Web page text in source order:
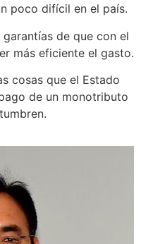
poco difícil en el país.
de que con el
más eficiente el gasto.
cosas que el Estado
de un monotributo